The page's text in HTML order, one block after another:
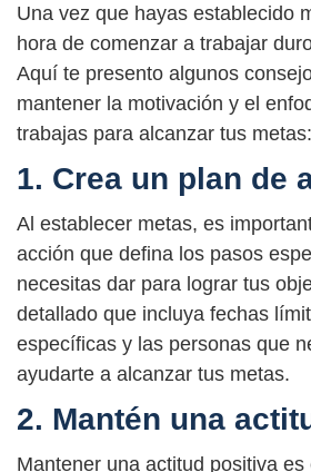
Una vez que hayas establecido
hora de comenzar a trabajar
Aquí te presento algunos
mantener la motivación y el
trabajas para alcanzar tus metas:
1. Crea un plan de
Al establecer metas, es
acción que defina los pasos
necesitas dar para lograr tus
detallado que incluya fechas
específicas y las personas que
ayudarte a alcanzar tus metas.
2. Mantén una
Mantener una actitud positiva